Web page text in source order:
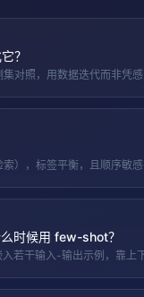
？
对照，用数据迭代而非凭感
），标签平衡，且顺序敏感
时候用 few-shot？
干输入-输出示例，靠上